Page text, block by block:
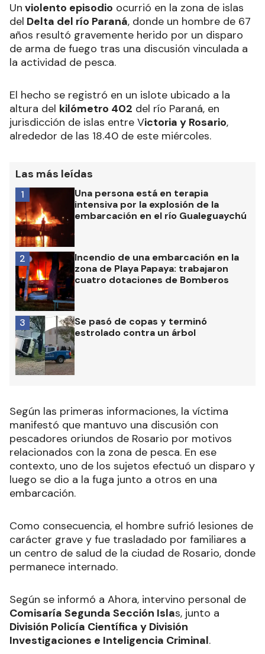
Un violento episodio ocurrió en la zona de islas
del Delta del río Paraná, donde un hombre de 67
años resultó gravemente herido por un disparo
de arma de fuego tras una discusión vinculada a
la actividad de pesca.
El hecho se registró en un islote ubicado a la
altura del kilómetro 402 del río Paraná, en
jurisdicción de islas entre Victoria y Rosario,
alrededor de las 18.40 de este miércoles.
Las más leídas
Una persona está en terapia
intensiva por la explosión de la
embarcación en el río Gualeguaychú
1
Incendio de una embarcación en la
zona de Playa Papaya: trabajaron
cuatro dotaciones de Bomberos
2
Se pasó de copas y terminó
estrolado contra un árbol
3
Según las primeras informaciones, la víctima
manifestó que mantuvo una discusión con
pescadores oriundos de Rosario por motivos
relacionados con la zona de pesca. En ese
contexto, uno de los sujetos efectuó un disparo y
luego se dio a la fuga junto a otros en una
embarcación.
Como consecuencia, el hombre sufrió lesiones de
carácter grave y fue trasladado por familiares a
un centro de salud de la ciudad de Rosario, donde
permanece internado.
Según se informó a Ahora, intervino personal de
Comisaría Segunda Sección Islas, junto a
División Policía Científica y División
Investigaciones e Inteligencia Criminal.